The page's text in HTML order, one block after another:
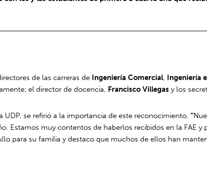
de las carreras de Ingeniería Comercial, Ingeniería
el director de docencia, Francisco Villegas y los
se refirió a la importancia de este reconocimiento,“
Estamos muy contentos de haberlos recibidos en la FAE
para su familia y destaco que muchos de ellos han